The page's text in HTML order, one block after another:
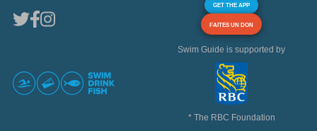
GET THE APP
FAITES UN DON
Swim Guide is supported by
* The RBC Foundation